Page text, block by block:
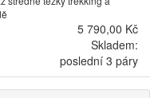
5 790,00 Kč
Skladem:
poslední 3 páry